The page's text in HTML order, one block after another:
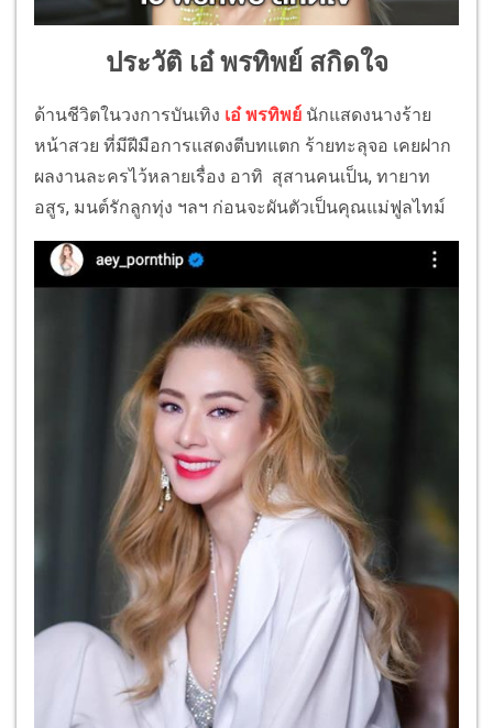
ประวัติ เอ๋ พรทิพย์ สกิดใจ
ด้านชีวิตในวงการบันเทิง เอ๋ พรทิพย์ นักแสดงนางร้าย
หน้าสวย ที่มีฝีมือการแสดงตีบทแตก ร้ายทะลุจอ เคยฝาก
ผลงานละครไว้หลายเรื่อง อาทิ สุสานคนเป็น, ทายาท
อสูร, มนต์รักลูกทุ่ง ฯลฯ ก่อนจะผันตัวเป็นคุณแม่ฟูลไทม์